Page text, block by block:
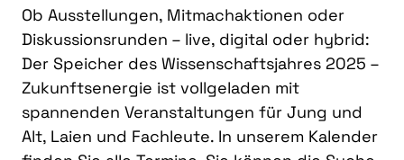
Ob Ausstellungen, Mitmachaktionen oder
Diskussionsrunden – live, digital oder hybrid:
Der Speicher des Wissenschaftsjahres 2025 –
Zukunftsenergie ist vollgeladen mit
spannenden Veranstaltungen für Jung und
Alt, Laien und Fachleute. In unserem Kalender